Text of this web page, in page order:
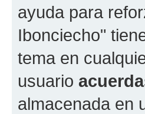
ayuda para
Ibonciecho"
tema en
usuario
almacenada en